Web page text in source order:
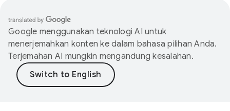
Google menggunakan teknologi AI untuk
menerjemahkan konten ke dalam bahasa pilihan Anda.
Terjemahan AI mungkin mengandung kesalahan.